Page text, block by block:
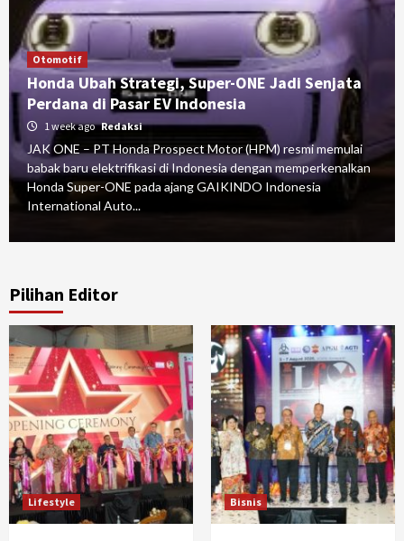
Otomotif
Honda Ubah Strategi, Super-ONE Jadi Senjata
Perdana di Pasar EV Indonesia
1 week ago Redaksi
JAK ONE – PT Honda Prospect Motor (HPM) resmi memulai
babak baru elektrifikasi di Indonesia dengan memperkenalkan
Honda Super-ONE pada ajang GAIKINDO Indonesia
International Auto...
Pilihan Editor
Lifestyle Bisnis